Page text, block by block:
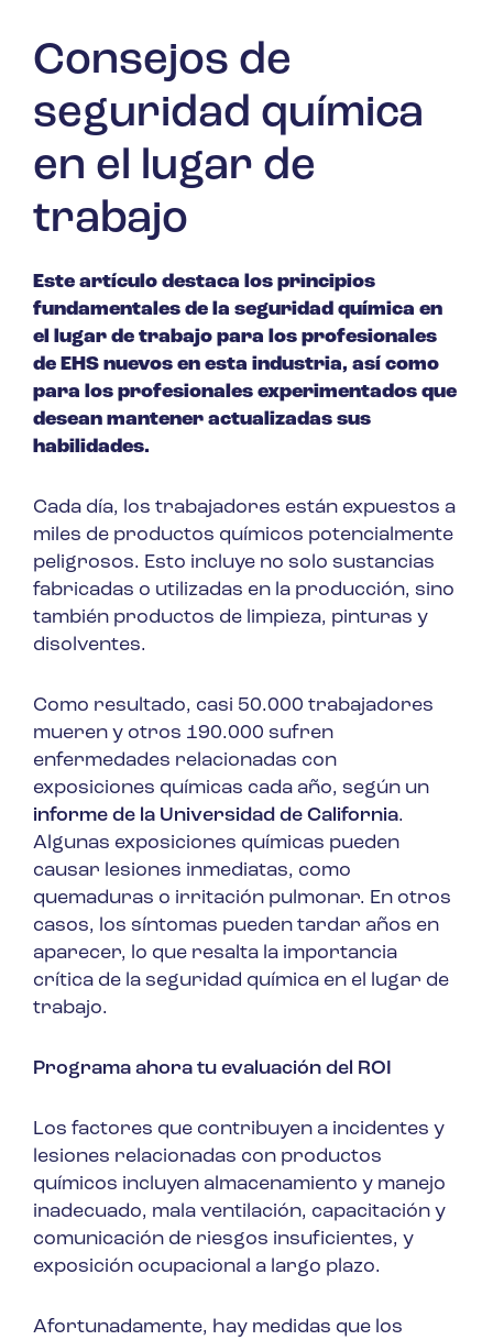
Consejos de
seguridad química
en el lugar de
trabajo
Este artículo destaca los principios
fundamentales de la seguridad química en
el lugar de trabajo para los profesionales
de EHS nuevos en esta industria, así como
para los profesionales experimentados que
desean mantener actualizadas sus
habilidades.
Cada día, los trabajadores están expuestos a
miles de productos químicos potencialmente
peligrosos. Esto incluye no solo sustancias
fabricadas o utilizadas en la producción, sino
también productos de limpieza, pinturas y
disolventes.
Como resultado, casi 50.000 trabajadores
mueren y otros 190.000 sufren
enfermedades relacionadas con
exposiciones químicas cada año, según un
informe de la Universidad de California.
Algunas exposiciones químicas pueden
causar lesiones inmediatas, como
quemaduras o irritación pulmonar. En otros
casos, los síntomas pueden tardar años en
aparecer, lo que resalta la importancia
crítica de la seguridad química en el lugar de
trabajo.
Programa ahora tu evaluación del ROI
Los factores que contribuyen a incidentes y
lesiones relacionadas con productos
químicos incluyen almacenamiento y manejo
inadecuado, mala ventilación, capacitación y
comunicación de riesgos insuficientes, y
exposición ocupacional a largo plazo.
Afortunadamente, hay medidas que los